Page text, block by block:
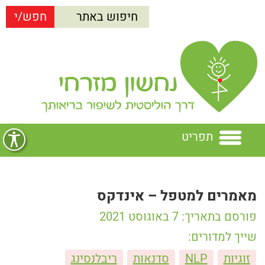
תפריט
נחשון מזרחי
נחשון מזרחיהרצאות
מאמרים למטפל – אינדקס
פורסם בתאריך: 7 באוגוסט 2021
שייך למדורים:
זוגיות
NLP סדנאות
ריבלנסינג